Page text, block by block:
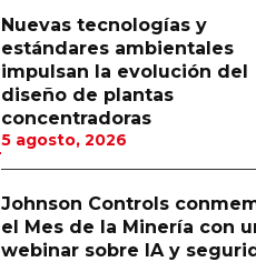
Nuevas tecnologías y
estándares ambientales
impulsan la evolución del
diseño de plantas
concentradoras
5 agosto, 2026
Johnson Controls
el Mes de la Minería con
webinar sobre IA y